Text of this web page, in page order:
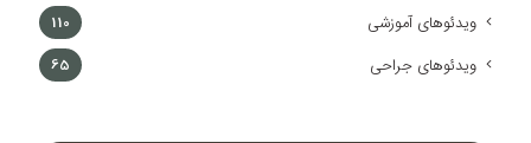
ویدئوهای آموزشی 110
ویدئوهای جراحی 65